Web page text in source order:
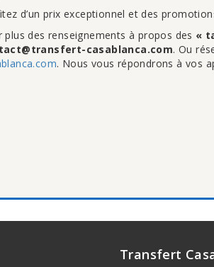
d’un prix exceptionnel et des
plus des renseignements à propos des «
casablanca.com. Ou
. Nous vous répondrons à vos
Transfert